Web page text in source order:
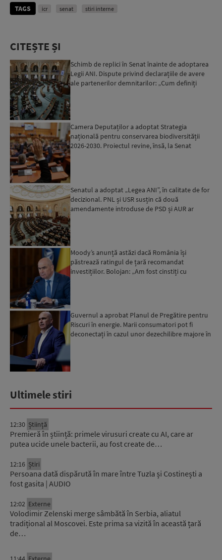
TAGS icr senat stiri interne
CITEȘTE ȘI
Schimb de replici în Senat înainte de adoptarea
Legii ANI. Dispute privind declarațiile de avere
ale partenerilor demnitarilor: „Cum definiți
Camera Deputaților a adoptat Strategia
națională pentru conservarea biodiversității
2026-2030. Proiectul revine, însă, la Senat
Senatul a adoptat „Legea ANI”, în calitate de for
decizional. PNL și USR susțin că două
amendamente introduse de PSD și AUR ar
Moody’s anunță astăzi dacă România își
păstrează ratingul de țară recomandat
investițiilor. Bolojan: „Am fost cinstiți cu
Guvernul a aprobat Planul de Pregătire pentru
Riscuri în energie. Marii consumatori pot fi
deconectați în cazul unor dezechilibre majore în
Ultimele stiri
12:30 Știinţă
Premieră în știință: primele virusuri create cu AI, care ar
putea ucide unele bacterii, au fost create de…
12:16 Știri
Persoana dată dispărută în mare între Tuzla și Costinești a
fost gasita | AUDIO
12:02 Externe
Volodimir Zelenski merge sâmbătă în Serbia, aliatul
tradițional al Moscovei. Este prima sa vizită în această țară
de…